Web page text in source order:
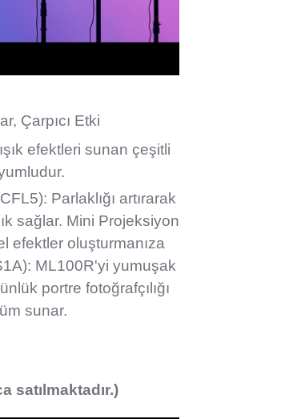
Çarpıcı Etki
efektleri sunan çeşitli
Parlaklığı artırarak
sağlar. Mini Projeksiyon
efektler oluşturmanıza
ML100R'yi yumuşak
portre fotoğrafçılığı
sunar.
satılmaktadır.)